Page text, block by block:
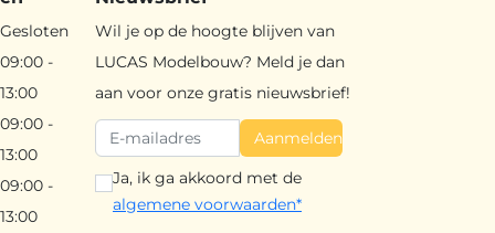
Gesloten
09:00 -
13:00
09:00 -
13:00
09:00 -
13:00
Wil je op de hoogte blijven van
LUCAS Modelbouw? Meld je dan
aan voor onze gratis nieuwsbrief!
Aanmelden
Ja, ik ga akkoord met de
algemene voorwaarden*